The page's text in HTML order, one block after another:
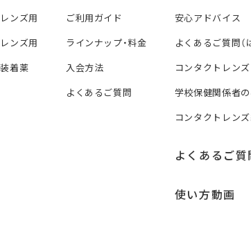
ンズ用
ンズ用
着薬
ご利用ガイド
ラインナップ・料金
入会方法
よくあるご質問
安心アドバイス
よくあるご質問（
コンタクトレン
学校保健関係者
コンタクトレン
よくあるご質
使い方動画